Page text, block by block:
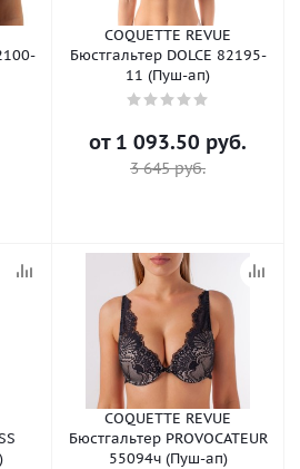
COQUETTE REVUE
Бюстгальтер DOLCE 82195-
11 (Пуш-ап)
от 1 093.50 руб.
3 645 руб.
COQUETTE REVUE
Бюстгальтер PROVOCATEUR
55094ч (Пуш-ап)